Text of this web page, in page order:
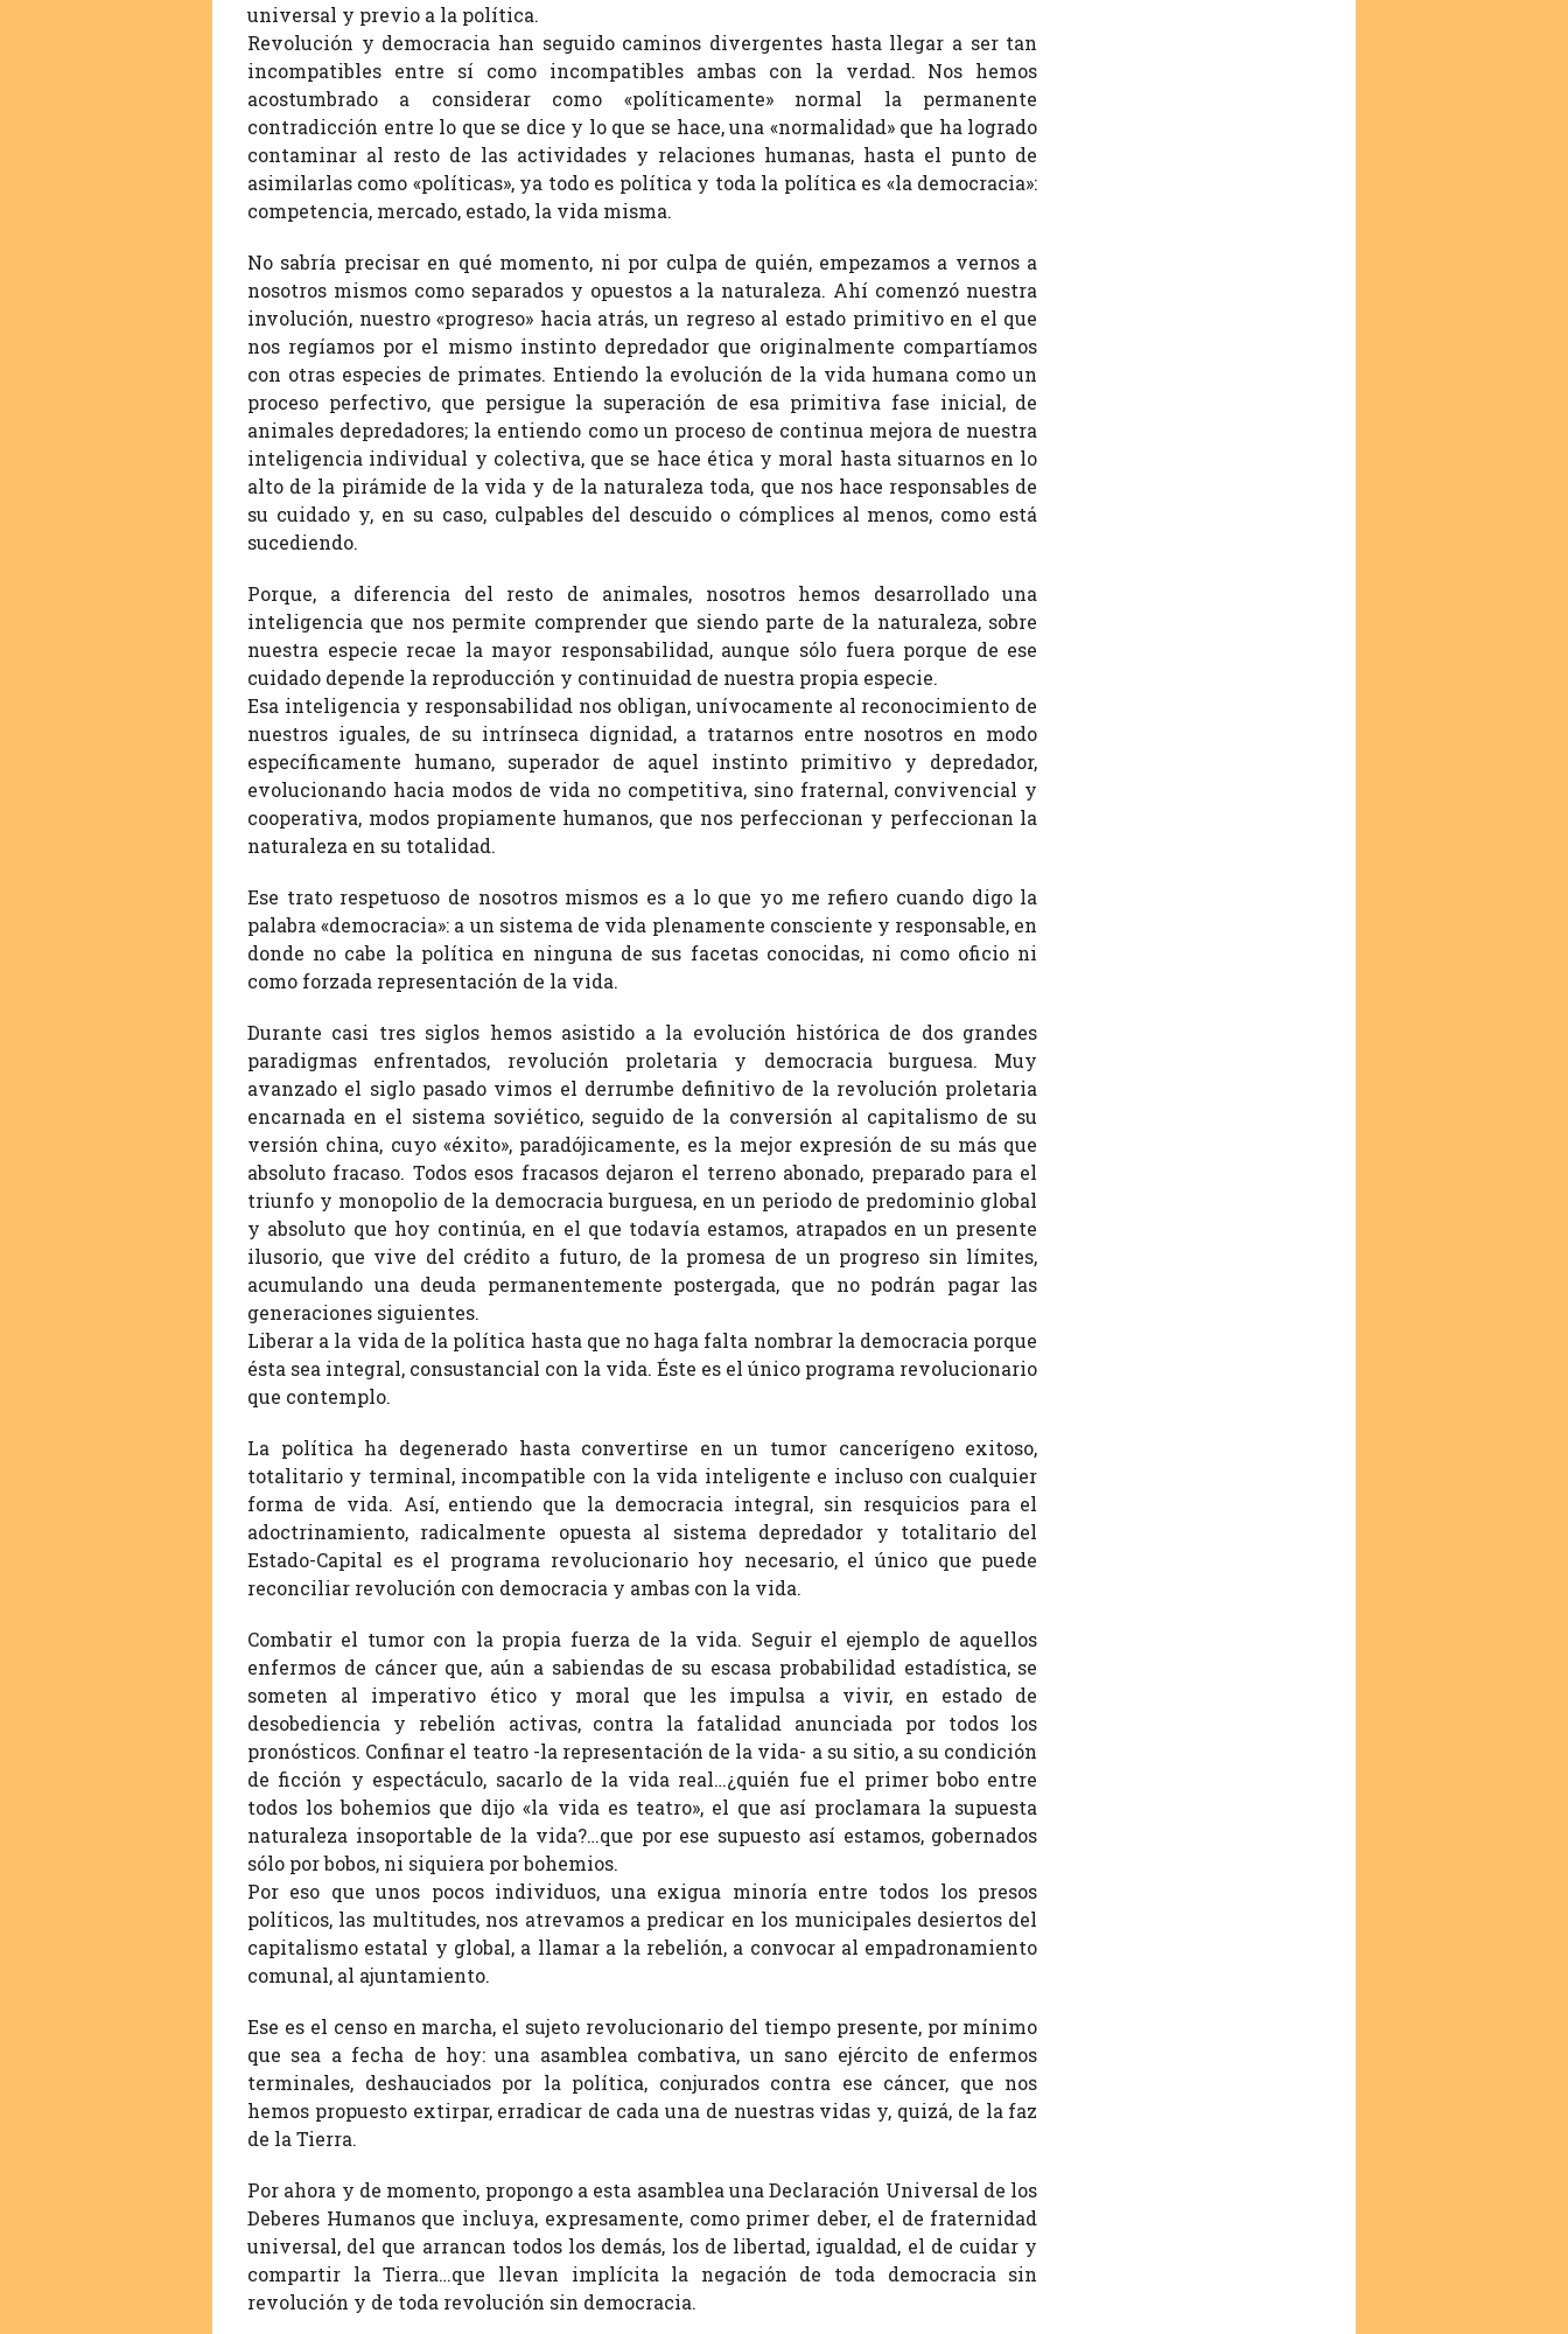
universal y previo a la política.
Revolución y democracia han seguido caminos divergentes hasta llegar a ser tan
incompatibles entre sí como incompatibles ambas con la verdad. Nos hemos
acostumbrado a considerar como «políticamente» normal la permanente
contradicción entre lo que se dice y lo que se hace, una «normalidad» que ha logrado
contaminar al resto de las actividades y relaciones humanas, hasta el punto de
asimilarlas como «políticas», ya todo es política y toda la política es «la democracia»:
competencia, mercado, estado, la vida misma.
No sabría precisar en qué momento, ni por culpa de quién, empezamos a vernos a
nosotros mismos como separados y opuestos a la naturaleza. Ahí comenzó nuestra
involución, nuestro «progreso» hacia atrás, un regreso al estado primitivo en el que
nos regíamos por el mismo instinto depredador que originalmente compartíamos
con otras especies de primates. Entiendo la evolución de la vida humana como un
proceso perfectivo, que persigue la superación de esa primitiva fase inicial, de
animales depredadores; la entiendo como un proceso de continua mejora de nuestra
inteligencia individual y colectiva, que se hace ética y moral hasta situarnos en lo
alto de la pirámide de la vida y de la naturaleza toda, que nos hace responsables de
su cuidado y, en su caso, culpables del descuido o cómplices al menos, como está
sucediendo.
Porque, a diferencia del resto de animales, nosotros hemos desarrollado una
inteligencia que nos permite comprender que siendo parte de la naturaleza, sobre
nuestra especie recae la mayor responsabilidad, aunque sólo fuera porque de ese
cuidado depende la reproducción y continuidad de nuestra propia especie.
Esa inteligencia y responsabilidad nos obligan, unívocamente al reconocimiento de
nuestros iguales, de su intrínseca dignidad, a tratarnos entre nosotros en modo
específicamente humano, superador de aquel instinto primitivo y depredador,
evolucionando hacia modos de vida no competitiva, sino fraternal, convivencial y
cooperativa, modos propiamente humanos, que nos perfeccionan y perfeccionan la
naturaleza en su totalidad.
Ese trato respetuoso de nosotros mismos es a lo que yo me refiero cuando digo la
palabra «democracia»: a un sistema de vida plenamente consciente y responsable, en
donde no cabe la política en ninguna de sus facetas conocidas, ni como oficio ni
como forzada representación de la vida.
Durante casi tres siglos hemos asistido a la evolución histórica de dos grandes
paradigmas enfrentados, revolución proletaria y democracia burguesa. Muy
avanzado el siglo pasado vimos el derrumbe definitivo de la revolución proletaria
encarnada en el sistema soviético, seguido de la conversión al capitalismo de su
versión china, cuyo «éxito», paradójicamente, es la mejor expresión de su más que
absoluto fracaso. Todos esos fracasos dejaron el terreno abonado, preparado para el
triunfo y monopolio de la democracia burguesa, en un periodo de predominio global
y absoluto que hoy continúa, en el que todavía estamos, atrapados en un presente
ilusorio, que vive del crédito a futuro, de la promesa de un progreso sin límites,
acumulando una deuda permanentemente postergada, que no podrán pagar las
generaciones siguientes.
Liberar a la vida de la política hasta que no haga falta nombrar la democracia porque
ésta sea integral, consustancial con la vida. Éste es el único programa revolucionario
que contemplo.
La política ha degenerado hasta convertirse en un tumor cancerígeno exitoso,
totalitario y terminal, incompatible con la vida inteligente e incluso con cualquier
forma de vida. Así, entiendo que la democracia integral, sin resquicios para el
adoctrinamiento, radicalmente opuesta al sistema depredador y totalitario del
Estado-Capital es el programa revolucionario hoy necesario, el único que puede
reconciliar revolución con democracia y ambas con la vida.
Combatir el tumor con la propia fuerza de la vida. Seguir el ejemplo de aquellos
enfermos de cáncer que, aún a sabiendas de su escasa probabilidad estadística, se
someten al imperativo ético y moral que les impulsa a vivir, en estado de
desobediencia y rebelión activas, contra la fatalidad anunciada por todos los
pronósticos. Confinar el teatro -la representación de la vida- a su sitio, a su condición
de ficción y espectáculo, sacarlo de la vida real…¿quién fue el primer bobo entre
todos los bohemios que dijo «la vida es teatro», el que así proclamara la supuesta
naturaleza insoportable de la vida?…que por ese supuesto así estamos, gobernados
sólo por bobos, ni siquiera por bohemios.
Por eso que unos pocos individuos, una exigua minoría entre todos los presos
políticos, las multitudes, nos atrevamos a predicar en los municipales desiertos del
capitalismo estatal y global, a llamar a la rebelión, a convocar al empadronamiento
comunal, al ajuntamiento.
Ese es el censo en marcha, el sujeto revolucionario del tiempo presente, por mínimo
que sea a fecha de hoy: una asamblea combativa, un sano ejército de enfermos
terminales, deshauciados por la política, conjurados contra ese cáncer, que nos
hemos propuesto extirpar, erradicar de cada una de nuestras vidas y, quizá, de la faz
de la Tierra.
Por ahora y de momento, propongo a esta asamblea una Declaración Universal de los
Deberes Humanos que incluya, expresamente, como primer deber, el de fraternidad
universal, del que arrancan todos los demás, los de libertad, igualdad, el de cuidar y
compartir la Tierra…que llevan implícita la negación de toda democracia sin
revolución y de toda revolución sin democracia.